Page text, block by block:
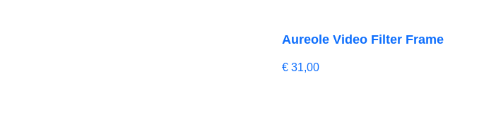
Aureole Video Filter Frame
€ 31,00